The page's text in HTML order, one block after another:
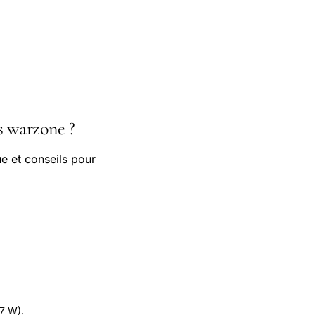
?
et conseils pour
W).